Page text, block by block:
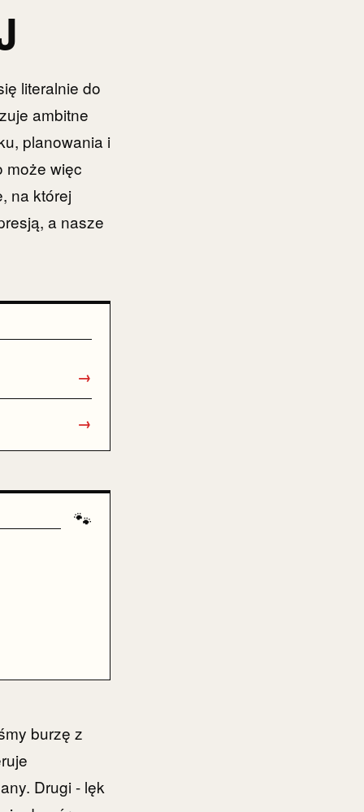
literalnie do
ambitne
planowania i
może więc
na której
a nasze
→
→
🐾
burzę z
Drugi - lęk